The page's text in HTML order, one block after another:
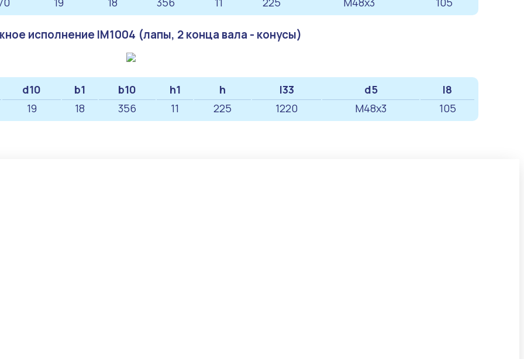
исполнение IM1004 (лапы, 2 конца вала - конусы)
d10 b1 b10 h1 h l33 d5
l8
19 18 356 11 225 1220 М48х3 105